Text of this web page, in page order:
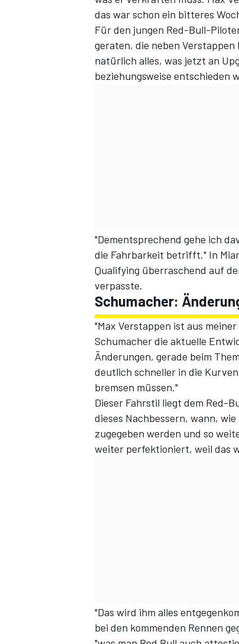
das war schon ein bitteres
Für den jungen Red-Bull-
geraten, die neben
natürlich alles, was jetzt an
beziehungsweise entschieden
"Dementsprechend gehe ich
die Fahrbarkeit betrifft." In
Qualifying überraschend auf
verpasste.
Schumacher:
"Max Verstappen ist aus
Schumacher die aktuelle
Änderungen, gerade beim
deutlich schneller in die
bremsen müssen."
Dieser Fahrstil liegt dem Red-
dieses Nachbessern, wann,
zugegeben werden und so
weiter perfektioniert, weil das
"Das wird ihm alles
bei den kommenden Rennen